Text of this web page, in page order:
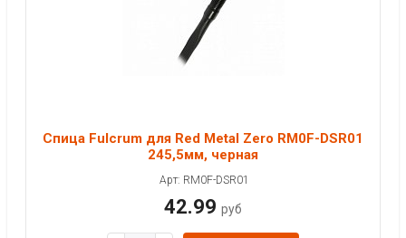
Спица Fulcrum для Red Metal Zero RM0F-DSR01
245,5мм, черная
Арт: RM0F-DSR01
42.99 руб